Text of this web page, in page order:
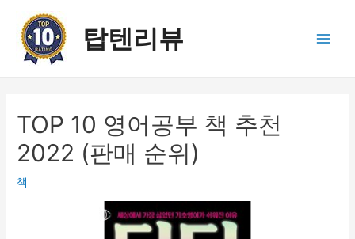
탑텐리뷰
TOP 10 영어공부 책 추천
2022 (판매 순위)
책